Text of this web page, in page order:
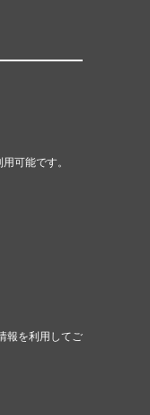
可能です。
報を利用してご